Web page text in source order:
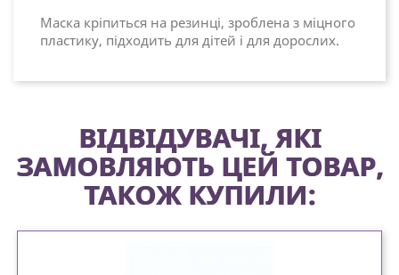
Маска кріпиться на резинці, зроблена з міцного
пластику, підходить для дітей і для дорослих.
ВІДВІДУВАЧІ, ЯКІ
ЗАМОВЛЯЮТЬ ЦЕЙ ТОВАР,
ТАКОЖ КУПИЛИ: